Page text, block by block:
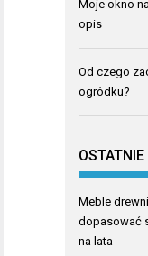
Moje okno
opis
Od czego
ogródku?
Meble
dopasować
na lata